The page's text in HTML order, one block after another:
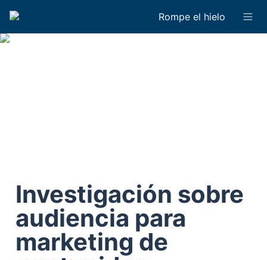
Rompe el hielo
Investigación sobre
audiencia para
marketing de